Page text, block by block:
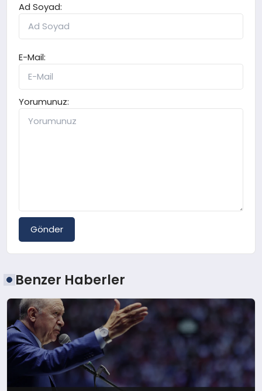
Ad Soyad:
E-Mail:
Yorumunuz:
Gönder
Benzer Haberler